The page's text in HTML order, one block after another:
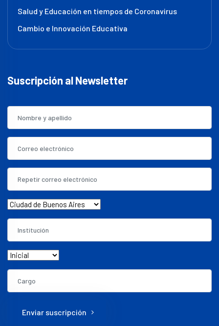
Salud y Educación en tiempos de Coronavirus
Cambio e Innovación Educativa
Suscripción al Newsletter
Enviar suscripción